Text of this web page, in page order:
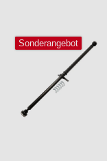
Sonderangebot